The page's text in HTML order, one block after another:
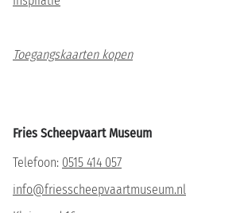
Toegangskaarten kopen
Fries Scheepvaart Museum
Telefoon: 0515 414 057
info@friesscheepvaartmuseum.nl